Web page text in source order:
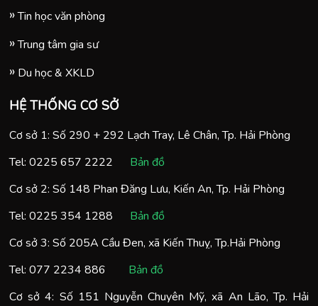
Tin học văn phòng
Trung tâm gia sư
Du học & XKLD
HỆ THỐNG CƠ SỞ
Cơ sở 1: Số 290 + 292 Lạch Tray, Lê Chân, Tp. Hải Phòng
Tel: 0225 657 2222
Bản đồ
Cơ sở 2: Số 148 Phan Đăng Lưu, Kiến An, Tp. Hải Phòng
Tel: 0225 354 1288
Bản đồ
Cơ sở 3: Số 205A Cầu Đen, xã Kiến Thuỵ, Tp.Hải Phòng
Tel: 077 2234 886
Bản đồ
Cơ sở 4: Số 151 Nguyễn Chuyên Mỹ, xã An Lão, Tp. Hải